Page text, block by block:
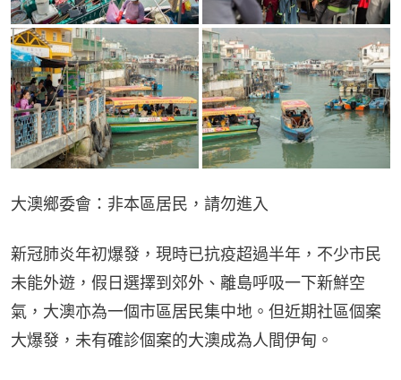
大澳鄉委會：非本區居民，請勿進入
新冠肺炎年初爆發，現時已抗疫超過半年，不少市民
未能外遊，假日選擇到郊外、離島呼吸一下新鮮空
氣，大澳亦為一個市區居民集中地。但近期社區個案
大爆發，未有確診個案的大澳成為人間伊甸。